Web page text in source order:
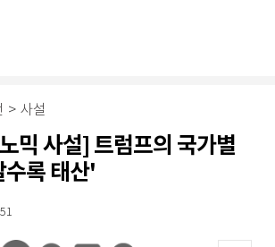
> 사설
믹 사설] 트럼프의 국가별
수록 태산'